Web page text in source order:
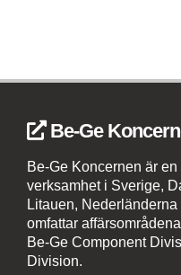
Be-Ge
Be-Ge Koncernen är
verksamhet i Sverige,
Litauen,
omfattar
Be-Ge Component
Division.